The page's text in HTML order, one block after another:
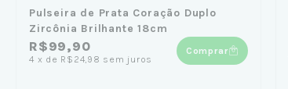
Pulseira de Prata Coração Duplo
Zircônia Brilhante 18cm
R$99,90
4 x de R$24,98 sem juros
Comprar